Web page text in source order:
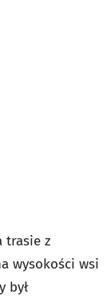
trasie z
wysokości wsi
był